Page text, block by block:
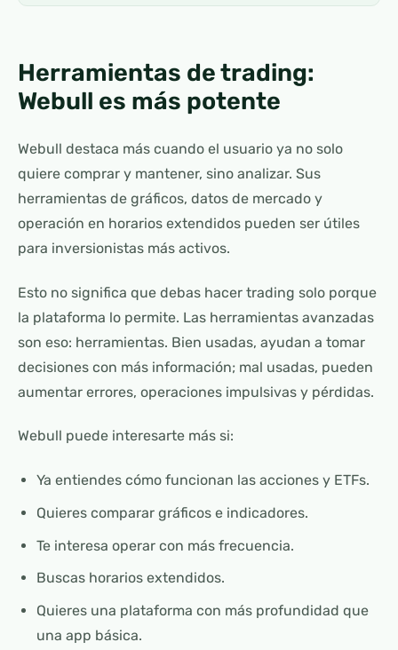
Herramientas de trading:
Webull es más potente
Webull destaca más cuando el usuario ya no solo
quiere comprar y mantener, sino analizar. Sus
herramientas de gráficos, datos de mercado y
operación en horarios extendidos pueden ser útiles
para inversionistas más activos.
Esto no significa que debas hacer trading solo porque
la plataforma lo permite. Las herramientas avanzadas
son eso: herramientas. Bien usadas, ayudan a tomar
decisiones con más información; mal usadas, pueden
aumentar errores, operaciones impulsivas y pérdidas.
Webull puede interesarte más si:
Ya entiendes cómo funcionan las acciones y ETFs.
Quieres comparar gráficos e indicadores.
Te interesa operar con más frecuencia.
Buscas horarios extendidos.
Quieres una plataforma con más profundidad que
una app básica.